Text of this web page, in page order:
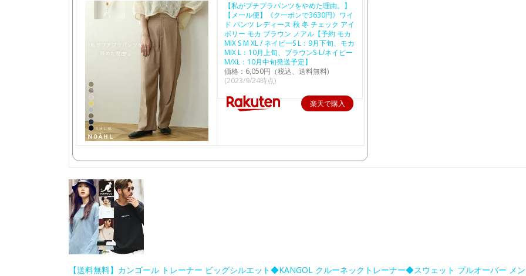
【私がプチプラパンツをやめた理由。】
【メール便】《クーポンで3630円》ワイ
ド パンツ レディース 秋 冬 チェック アイ
ボリー モカ ブラウン ノアル【予約 モカ
MIX S M XL / ネイビーS L：9月下旬、モカ
MIX L：10月上旬、ブラウンS-L/ネイビー
M/XL：10月中旬発送予定】
価格：6,050円（税込、送料無料)
(2023/9/24時点)
楽天で購入
【送料無料】カンゴール トレーナー ビッグシルエット◆KANGOL クルーネックトレーナー◆スウェット プルオーバー メン